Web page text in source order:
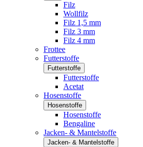
Filz
Wollfilz
Filz 1,5 mm
Filz 3 mm
Filz 4 mm
Frottee
Futterstoffe
Futterstoffe
Futterstoffe
Acetat
Hosenstoffe
Hosenstoffe
Hosenstoffe
Bengaline
Jacken- & Mantelstoffe
Jacken- & Mantelstoffe